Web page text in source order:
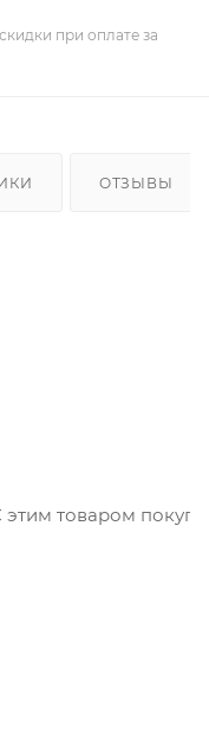
при оплате за
ОТЗЫВЫ
этим товаром